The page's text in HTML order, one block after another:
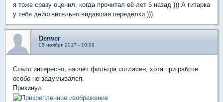
я тоже сразу оценил, когда прочитал её лет 5 назад ))) А гитарка
у тебя действительно видавшая переделки )))
Denver
05 ноября 2017 - 10:09
Стало интересно, насчёт фильтра согласен, хотя при работе
особо не задумывался.
Прикинул: